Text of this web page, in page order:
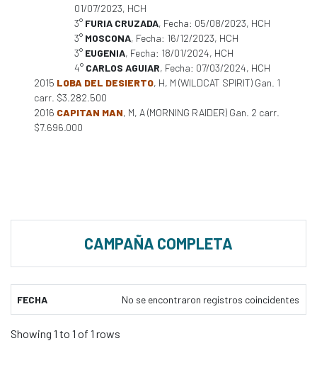
01/07/2023, HCH
3° FURIA CRUZADA, Fecha: 05/08/2023, HCH
3° MOSCONA, Fecha: 16/12/2023, HCH
3° EUGENIA, Fecha: 18/01/2024, HCH
4° CARLOS AGUIAR, Fecha: 07/03/2024, HCH
2015 LOBA DEL DESIERTO, H, M (WILDCAT SPIRIT) Gan. 1
carr. $3.282.500
2016 CAPITAN MAN, M, A (MORNING RAIDER) Gan. 2 carr.
$7.696.000
CAMPAÑA COMPLETA
FECHA No se encontraron registros coincidentes
Showing 1 to 1 of 1 rows